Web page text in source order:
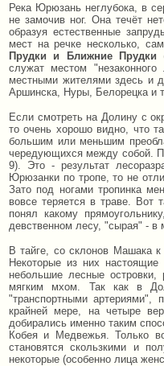
Река Юрюзань неглубока, в
не замочив ног. Она течёт
образуя естественные
мест на речке несколько,
Прудки и Ближние Прудки
служат местом
местными жителями здесь и
Аршинска, Нуры, Белорецка и
Если смотреть на Долину с
то очень хорошо видно, что
большим или меньшим
чередующихся между собой.
9). Это - результат
Юрюзанки по тропе, то не
Зато под ногами тропинка
вовсе теряется в траве. Вот
понял какому
девственном лесу, "сырая" - в
В тайге, со склонов Машака
Некоторые из них
небольшие лесные
мягким мхом. Так как в
"транспортными
крайней мере, на четыре
добирались именно таким
Кобея и Медвежья. Только
становятся скользкими и
некоторые (особенно лица